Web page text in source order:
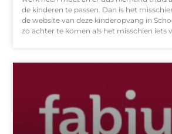
de kinderen te passen. Dan is het
de website van deze kinderopvang in
zo achter te komen als het misschien iets